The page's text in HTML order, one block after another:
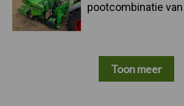
pootcombinatie van
Toon meer